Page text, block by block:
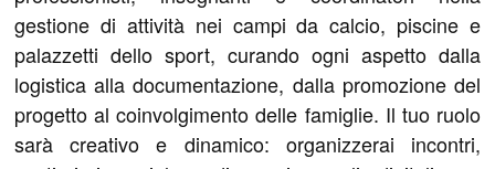
gestione di attività nei campi da calcio, piscine e
palazzetti dello sport, curando ogni aspetto dalla
logistica alla documentazione, dalla promozione del
progetto al coinvolgimento delle famiglie. Il tuo ruolo
sarà creativo e dinamico: organizzerai incontri,